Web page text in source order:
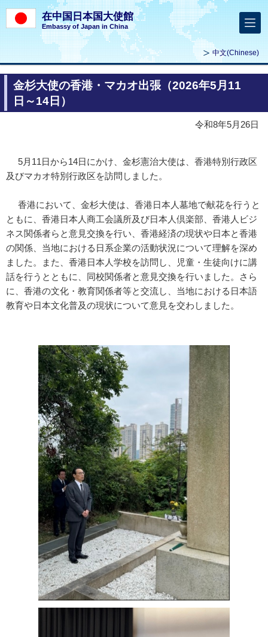
在中国日本国大使館
Embassy of Japan in China
中文(Chinese)
金杉大使の香港・マカオ出張（2026年5月11
日～14日）
令和8年5月26日
5月11日から14日にかけ、金杉憲治大使は、香港特別行政区
及びマカオ特別行政区を訪問しました。
香港において、金杉大使は、香港日本人墓地で献花を行うと
ともに、香港日本人商工会議所及び日本人倶楽部、香港人ビジ
ネス関係者らと意見交換を行い、香港経済の現状や日本と香港
の関係、当地における日系企業の活動状況について理解を深め
ました。また、香港日本人学校を訪問し、児童・生徒向けに講
話を行うとともに、同校関係者と意見交換を行いました。さら
に、香港の文化・教育関係者等と交流し、当地における日本語
教育や日本文化普及の現状について意見を交わしました。